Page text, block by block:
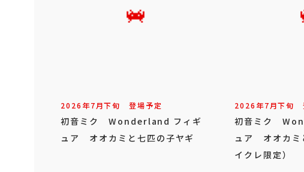
2026年7月下旬 登場予定
初音ミク Wonderland フィギ
ュア オオカミと七匹の子ヤギ
2026年7月下旬
初音ミク
ュア オオカミ
イクレ限定）